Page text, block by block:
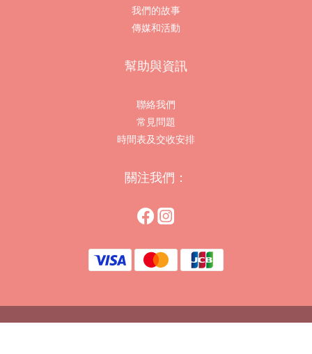
我們的故事
傳媒和活動
幫助與資訊
聯絡我們
常見問題
時間表及交收安排
關注我們：